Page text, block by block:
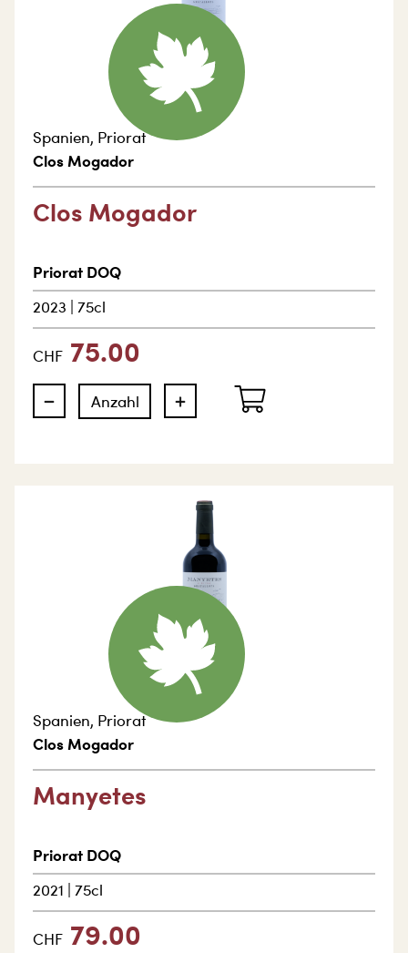
Spanien, Priorat
Clos Mogador
Clos Mogador
Priorat DOQ
2023 75cl
CHF 75.00
Spanien, Priorat
Clos Mogador
Manyetes
Priorat DOQ
2021 75cl
CHF 79.00